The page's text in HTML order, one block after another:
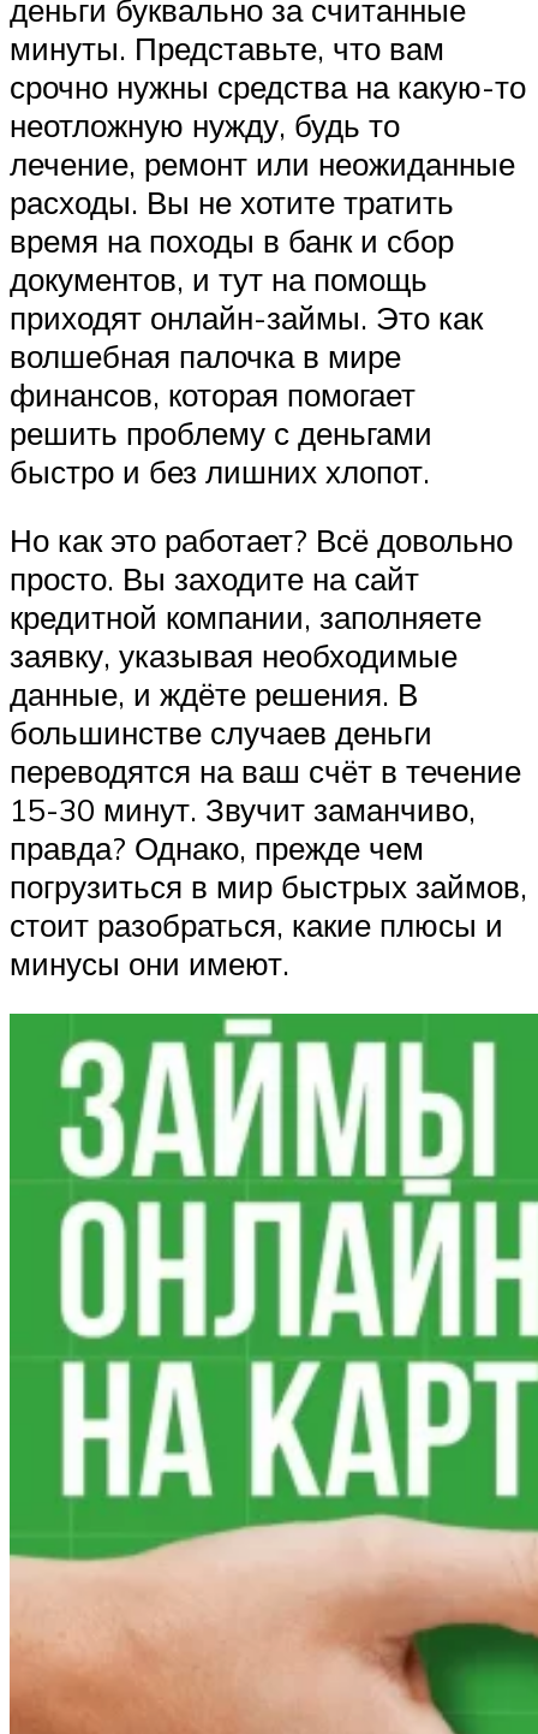
деньги буквально за считанные
минуты. Представьте, что вам
срочно нужны средства на какую-то
неотложную нужду, будь то
лечение, ремонт или неожиданные
расходы. Вы не хотите тратить
время на походы в банк и сбор
документов, и тут на помощь
приходят онлайн-займы. Это как
волшебная палочка в мире
финансов, которая помогает
решить проблему с деньгами
быстро и без лишних хлопот.
Но как это работает? Всё довольно
просто. Вы заходите на сайт
кредитной компании, заполняете
заявку, указывая необходимые
данные, и ждёте решения. В
большинстве случаев деньги
переводятся на ваш счёт в течение
15-30 минут. Звучит заманчиво,
правда? Однако, прежде чем
погрузиться в мир быстрых займов,
стоит разобраться, какие плюсы и
минусы они имеют.